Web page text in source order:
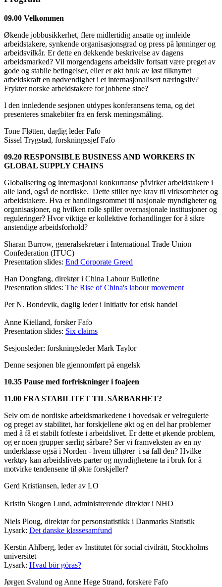
09.00 Velkommen
Økende jobbusikkerhet, flere midlertidig ansatte og innleide
arbeidstakere, synkende organisasjonsgrad og press på lønninger og
arbeidsvilkår. Er dette en dekkende beskrivelse av dagens
arbeidsmarked? Vil morgendagens arbeidsliv fortsatt være preget av
gode og stabile betingelser, eller er økt bruk av løst tilknyttet
arbeidskraft en nødvendighet i et internasjonalisert næringsliv?
Frykter norske arbeidstakere for jobbene sine?
I den innledende sesjonen utdypes konferansens tema, og det
presenteres smakebiter fra en fersk meningsmåling.
Tone Fløtten, daglig leder Fafo
Sissel Trygstad, forskningssjef Fafo
09.20 RESPONSIBLE BUSINESS AND WORKERS IN
GLOBAL SUPPLY CHAINS
Globalisering og internasjonal konkurranse påvirker arbeidstakere i
alle land, også de nordiske. Dette stiller nye krav til virksomheter og
arbeidstakere. Hva er handlingsrommet til nasjonale myndigheter og
organisasjoner, og hvilken rolle spiller overnasjonale institusjoner og
reguleringer? Hvor viktige er kollektive forhandlinger for å sikre
anstendige arbeidsforhold?
Sharan Burrow, generalsekretær i International Trade Union
Confederation (ITUC)
Presentation slides: End Corporate Greed
Han Dongfang, direktør i China Labour Bulletine
Presentation slides: The Rise of China's labour movement
Per N. Bondevik, daglig leder i Initiativ for etisk handel
Anne Kielland, forsker Fafo
Presentation slides: Six claims
Sesjonsleder: forskningsleder Mark Taylor
Denne sesjonen ble gjennomført på engelsk
10.35 Pause med forfriskninger i foajeen
11.00 FRA STABILITET TIL SÅRBARHET?
Selv om de nordiske arbeidsmarkedene i hovedsak er velregulerte
og preget av stabilitet, har forskjellene økt og en del har problemer
med å få et stabilt fotfeste i arbeidslivet. Er dette et økende problem,
og er noen grupper særlig sårbare? Ser vi framveksten av en ny
underklasse også i Norden - hvem tilhører i så fall den? Hvilke
verktøy kan arbeidslivets parter og myndighetene ta i bruk for å
motvirke tendensene til økte forskjeller?
Gerd Kristiansen, leder av LO
Kristin Skogen Lund, administrerende direktør i NHO
Niels Ploug, direktør for personstatistikk i Danmarks Statistik
Lysark: Det danske klassesamfund
Kerstin Ahlberg, leder av Institutet för social civilrätt, Stockholms
universitet
Lysark: Hvad bör göras?
Jørgen Svalund og Anne Hege Strand, forskere Fafo